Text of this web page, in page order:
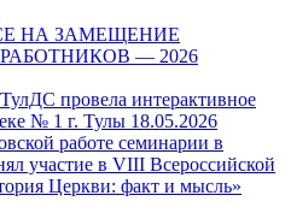
НА ЗАМЕЩЕНИЕ
— 2026
провела интерактивное
№ 1 г. Тулы 18.05.2026
работе семинарии в
участие в VIII Всероссийской
Церкви: факт и мысль»